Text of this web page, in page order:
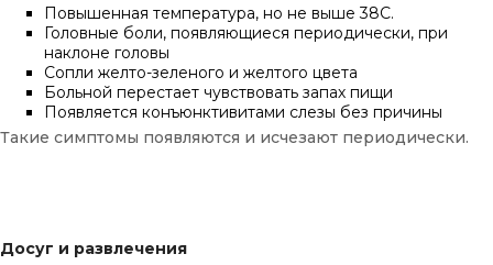
Повышенная температура, но не выше 38С.
Головные боли, появляющиеся периодически, при
наклоне головы
Сопли желто-зеленого и желтого цвета
Больной перестает чувствовать запах пищи
Появляется конъюнктивитами слезы без причины
Такие симптомы появляются и исчезают периодически.
Досуг и развлечения